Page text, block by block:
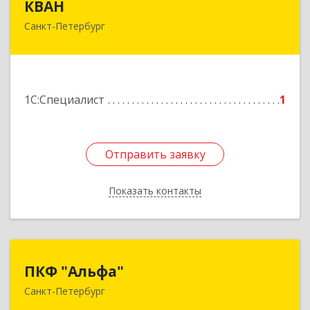
КВАН
Санкт-Петербург
1С:Специалист 1
Отправить заявку
Показать контакты
196084, Санкт-Петербург г, Цветочная ул, дом
Отправить заявку
Назад
ПКФ "Альфа"
Санкт-Петербург
199397, Санкт-Петербург г, Кораблестроителей